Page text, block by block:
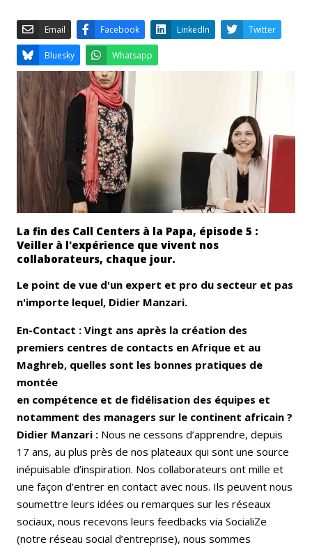
Email Facebook LinkedIn
Bluesky
La fin des Call Centers à la Papa, épisode 5 :
Veiller à l'expérience que vivent nos
collaborateurs, chaque jour.
Le point de vue d'un expert et pro du secteur et pas
n'importe lequel, Didier Manzari.
En-Contact : Vingt ans après la création des
premiers centres de contacts en Afrique et au
Maghreb, quelles sont les bonnes pratiques de
montée
en compétence et de fidélisation des équipes et
notamment des managers sur le continent africain ?
Didier Manzari : Nous ne cessons d’apprendre, depuis
17 ans, au plus près de nos plateaux qui sont une source
inépuisable d’inspiration. Nos collaborateurs ont mille et
une façon d’entrer en contact avec nous. Ils peuvent nous
soumettre leurs idées ou remarques sur les réseaux
sociaux, nous recevons leurs feedbacks via SocialiZe
(notre réseau social d’entreprise), nous sommes